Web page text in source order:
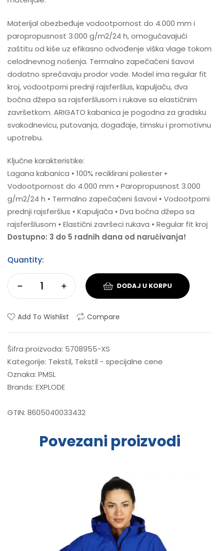
Materijal obezbeđuje vodootpornost do 4.000 mm i
paropropusnost 3.000 g/m2/24 h, omogućavajući
zaštitu od kiše uz efikasno odvođenje viška vlage tokom
celodnevnog nošenja. Termalno zapečaćeni šavovi
dodatno sprečavaju prodor vode. Model ima regular fit
kroj, vodootporni prednji rajsferšlus, kapuljaču, dva
bočna džepa sa rajsferšlusom i rukave sa elastičnim
završetkom. ARIGATO kabanica je pogodna za gradsku
svakodnevicu, putovanja, događaje, timsku i promotivnu
upotrebu.
Ključne karakteristike:
Lagana kabanica • 100% reciklirani poliester •
Vodootpornost do 4.000 mm • Paropropusnost 3.000
g/m2/24 h • Termalno zapečaćeni šavovi • Vodootporni
prednji rajsferšlus • Kapuljača • Dva bočna džepa sa
rajsferšlusom • Elastični završeci rukava • Regular fit kroj
Dostupno: 3 do 5 radnih dana od naručivanja!
Quantity:
DODAJ U KORPU
Add To Wishlist Compare
Šifra proizvoda: 5708955-XS
Kategorije: Tekstil, Tekstil - specijalne cene
Oznaka: PMSL
Brands: EXPLODE
GTIN: 8605040033432
Povezani proizvodi